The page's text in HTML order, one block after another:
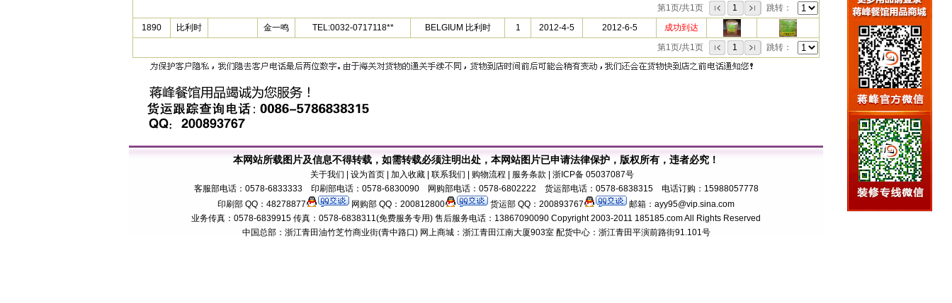
第1页/共1页
1
跳转：
1890
比利时 金一鸣 TEL:0032-0717118** BELGIUM 比利时 1 2012-4-5 2012-6-5
成功到达
第1页/共1页
1 跳转：
本网站所载图片及信息不得转载，如需转载必须注明出处，本网站图片已申请法律保护，版权所有，违者必究！
关于我们 | 设为首页 | 加入收藏 | 联系我们 | 购物流程 | 服务条款 | 浙ICP备 05037087号
客服部电话：0578-6833333 印刷部电话：0578-6830090 网购部电话：0578-6802222 货运部电话：0578-6838315 电话订购：15988057778
印刷部 QQ：48278877
网购部 QQ：200812800 货运部 QQ：200893767
邮箱：ayy95@vip.sina.com
业务传真：0578-6839915 传真：0578-6838311(免费服务专用) 售后服务电话：13867090090 Copyright 2003-2011 185185.com All Rights Reserved
中国总部：浙江青田油竹芝竹商业街(青中路口) 网上商城：浙江青田江南大厦903室 配货中心：浙江青田平演前路街91.101号